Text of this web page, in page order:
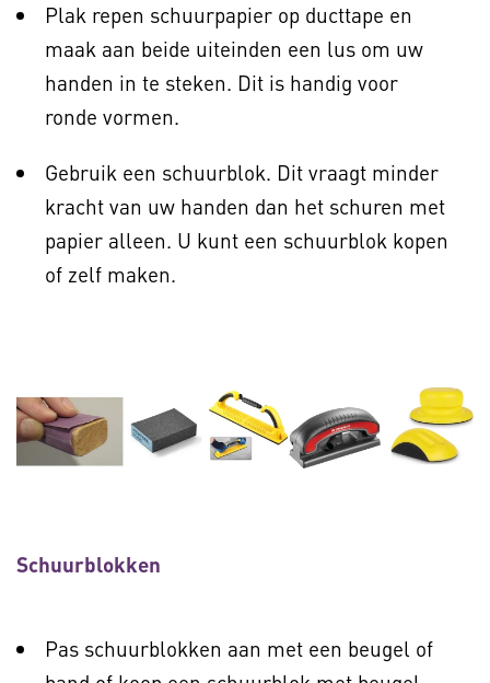
Plak repen schuurpapier op ducttape en
maak aan beide uiteinden een lus om uw
handen in te steken. Dit is handig voor
ronde vormen.
Gebruik een schuurblok. Dit vraagt minder
kracht van uw handen dan het schuren met
papier alleen. U kunt een schuurblok kopen
of zelf maken.
Schuurblokken
Pas schuurblokken aan met een beugel of